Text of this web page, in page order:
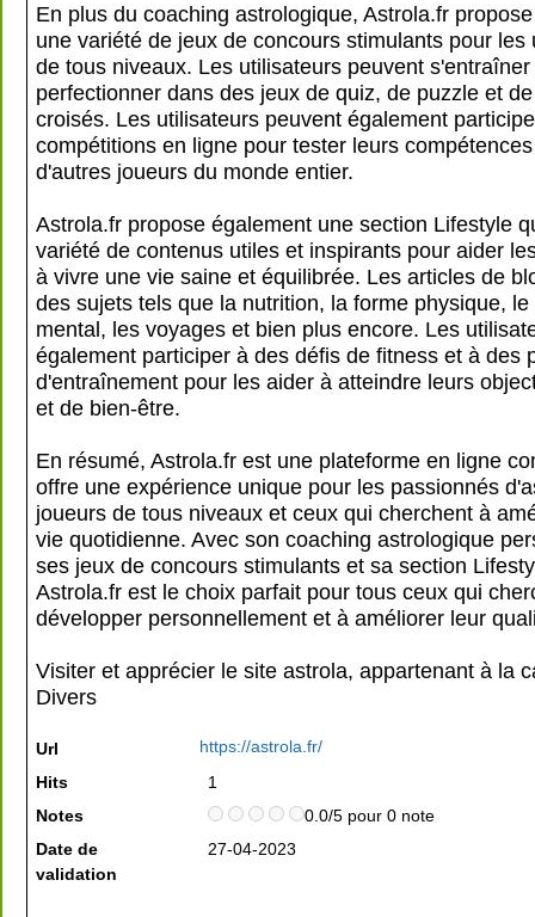
En plus du coaching astrologique, Astrola.fr
une variété de jeux de concours stimulants pour les
de tous niveaux. Les utilisateurs peuvent
perfectionner dans des jeux de quiz, de puzzle et
croisés. Les utilisateurs peuvent également
compétitions en ligne pour tester leurs
d'autres joueurs du monde entier.
Astrola.fr propose également une section Lifestyle
variété de contenus utiles et inspirants pour aider
à vivre une vie saine et équilibrée. Les articles de
des sujets tels que la nutrition, la forme physique,
mental, les voyages et bien plus encore. Les
également participer à des défis de fitness et à des
d'entraînement pour les aider à atteindre leurs
et de bien-être.
En résumé, Astrola.fr est une plateforme en ligne
offre une expérience unique pour les passionnés
joueurs de tous niveaux et ceux qui cherchent à
vie quotidienne. Avec son coaching astrologique
ses jeux de concours stimulants et sa section
Astrola.fr est le choix parfait pour tous ceux qui
développer personnellement et à améliorer leur
Visiter et apprécier le site astrola, appartenant à la
Divers
Url
https://astrola.fr/
Hits
1
Notes
0.0/5 pour 0 note
Date de
validation
27-04-2023